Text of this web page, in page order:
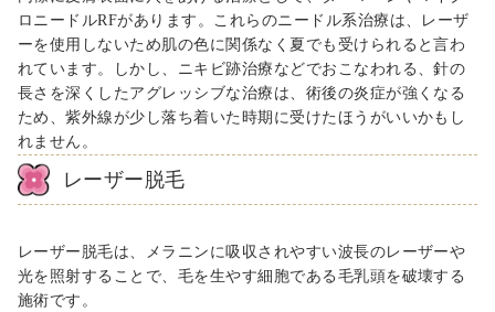
ロニードルRFがあります。これらのニードル系治療は、レーザ
ーを使用しないため肌の色に関係なく夏でも受けられると言わ
れています。しかし、ニキビ跡治療などでおこなわれる、針の
長さを深くしたアグレッシブな治療は、術後の炎症が強くなる
ため、紫外線が少し落ち着いた時期に受けたほうがいいかもし
れません。
レーザー脱毛
レーザー脱毛は、メラニンに吸収されやすい波長のレーザーや
光を照射することで、毛を生やす細胞である毛乳頭を破壊する
施術です。